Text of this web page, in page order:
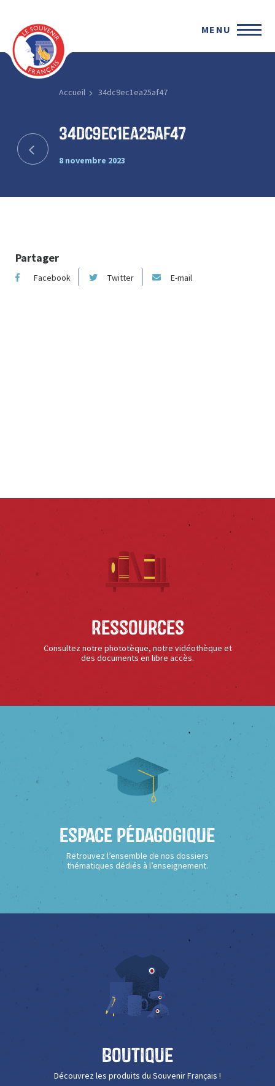
MENU
Accueil 34dc9ec1ea25af47
34dc9ec1ea25af47
8 novembre 2023
Partager
Facebook Twitter E-mail
Ressources
Consultez notre phototèque, notre vidéothèque et
des documents en libre accès.
Espace Pédagogique
Retrouvez l’ensemble de nos dossiers
thématiques dédiés à l’enseignement.
Boutique
Découvrez les produits du Souvenir Français !